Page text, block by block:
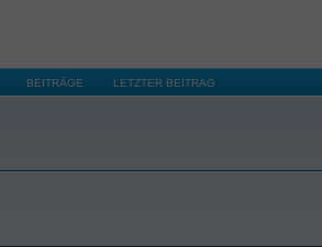
BEITRÄGE LETZTER BEITRAG